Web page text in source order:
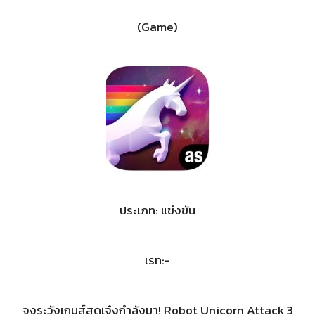
(Game)
ประเภท: แข่งขัน
เรท:-
จงระวังเกมส์สุดเจ๋งกำลังมา! Robot Unicorn Attack 3